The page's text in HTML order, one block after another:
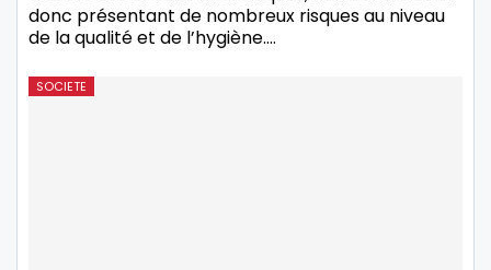
donc présentant de nombreux risques au niveau
de la qualité et de l’hygiène.…
SOCIETE